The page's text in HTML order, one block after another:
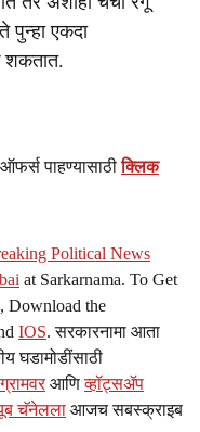
पुन्हा एकदा
शकतात.
पाहण्यासाठीक्लिक
Political News
at Sarkarnama. To Get
Download the
IOS. सरकारनामा आता
घडामोडींसाठी
आणिव्हॉट्सॲप
चॅनेलला आजच सबस्क्राइब